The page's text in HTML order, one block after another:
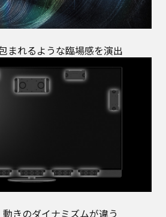
まれるような臨場感を演出
きのダイナミズムが違う